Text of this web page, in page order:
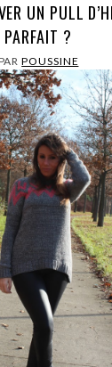
UN PULL
PARFAIT ?
POUSSINE